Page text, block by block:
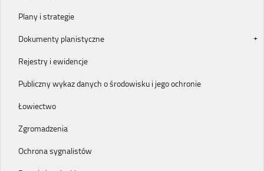
Plany i strategie
Dokumenty planistyczne
Rejestry i ewidencje
Publiczny wykaz danych o środowisku i jego ochronie
Łowiectwo
Zgromadzenia
Ochrona sygnalistów